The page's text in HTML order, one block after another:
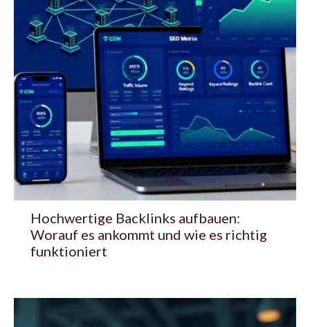
Hochwertige Backlinks aufbauen:
Worauf es ankommt und wie es richtig
funktioniert